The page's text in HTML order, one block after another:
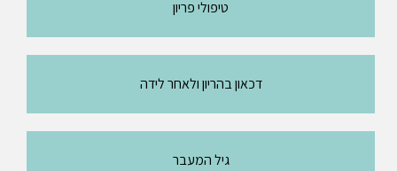
טיפולי פריון
דכאון בהריון ולאחר לידה
גיל המעבר